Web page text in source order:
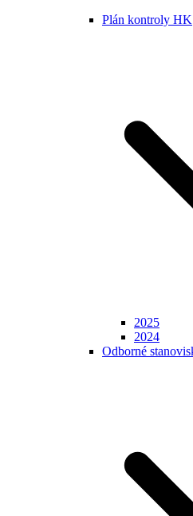
Plán kontroly HK
2025
2024
Odborné